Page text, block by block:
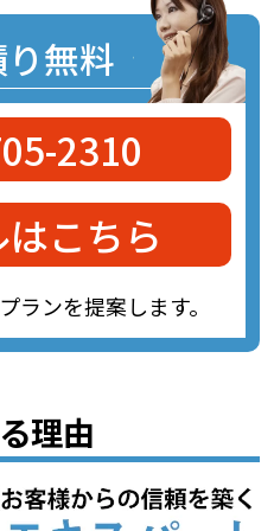
無料
2310
こちら
ランを提案します。
理由